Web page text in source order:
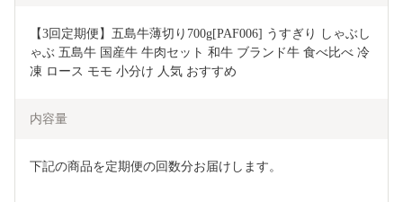
【3回定期便】五島牛薄切り700g[PAF006] うすぎり しゃぶし
ゃぶ 五島牛 国産牛 牛肉セット 和牛 ブランド牛 食べ比べ 冷
凍 ロース モモ 小分け 人気 おすすめ
内容量
下記の商品を定期便の回数分お届けします。